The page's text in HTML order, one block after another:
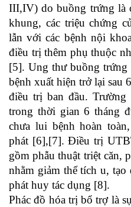
III,IV) do buồng trứng là
khung, các triệu chứng
lẫn với các bệnh nội
điều trị thêm phụ thuộc
[5]. Ung thư buồng trứng
bệnh xuất hiện trở lại sau
điều trị ban đầu.
trong thời gian 6 tháng
chưa lui bệnh hoàn
phát [6],[7]. Điều trị
gồm phẫu thuật triệt căn,
nhằm giảm thể tích u,
phát huy tác dụng [8].
Phác đồ hóa trị bổ trợ là